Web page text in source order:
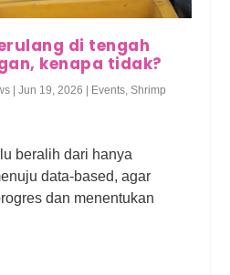
di tengah
kenapa tidak?
|Jun 19, 2026 | Events ,Shrimp
beralih dari hanya
data-based, agar
dan menentukan